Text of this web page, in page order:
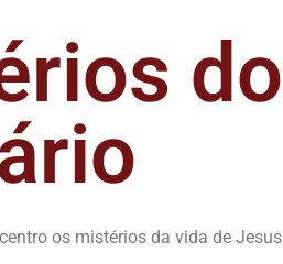
do
os mistérios da vida de